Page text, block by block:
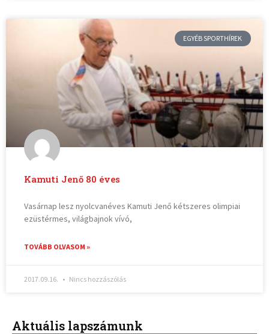
EGYÉB SPORTHÍREK
Kamuti Jenő 80 éves
Vasárnap lesz nyolcvanéves Kamuti Jenő kétszeres olimpiai
ezüstérmes, világbajnok vívó,
TOVÁBB OLVASOM »
2017.09.16. Nincs hozzászólás
Aktuális lapszámunk